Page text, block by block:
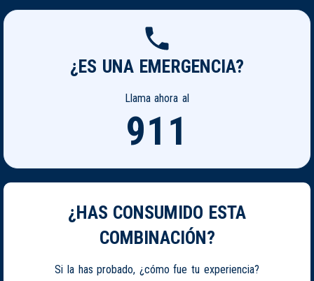
¿ES UNA EMERGENCIA?
Llama ahora al
911
¿HAS CONSUMIDO ESTA
COMBINACIÓN?
Si la has probado, ¿cómo fue tu experiencia?